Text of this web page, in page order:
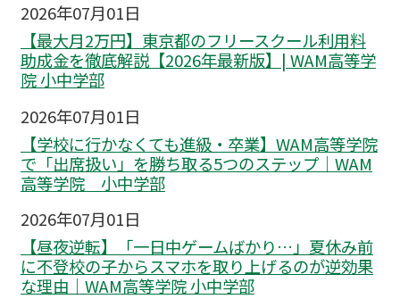
2026年07月01日
【最大月2万円】東京都のフリースクール利用料
助成金を徹底解説【2026年最新版】| WAM高等学
院 小中学部
2026年07月01日
【学校に行かなくても進級・卒業】WAM高等学院
で「出席扱い」を勝ち取る5つのステップ｜WAM
高等学院 小中学部
2026年07月01日
【昼夜逆転】「一日中ゲームばかり…」夏休み前
に不登校の子からスマホを取り上げるのが逆効果
な理由｜WAM高等学院 小中学部